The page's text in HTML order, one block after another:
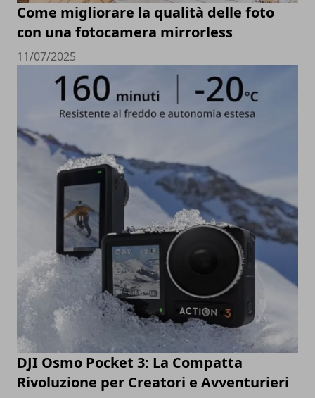
Come migliorare la qualità delle foto
con una fotocamera mirrorless
11/07/2025
DJI Osmo Pocket 3: La Compatta
Rivoluzione per Creatori e Avventurieri